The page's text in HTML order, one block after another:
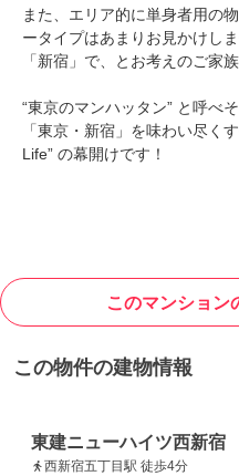
また、エリア的に単身者用の
ータイプはあまりお見かけし
「新宿」で、とお考えのご家
“東京のマンハッタン” と呼べ
「東京・新宿」を味わい尽
Life” の幕開けです！
このマンション
この物件の建物情報
東建ニューハイツ西新宿
西新宿五丁目駅 徒歩4分